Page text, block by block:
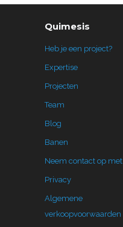
Quimesis
Heb je een project?
Expertise
Projecten
Team
Blog
Banen
Neem contact op met
Privacy
Algemene
verkoopvoorwaarden